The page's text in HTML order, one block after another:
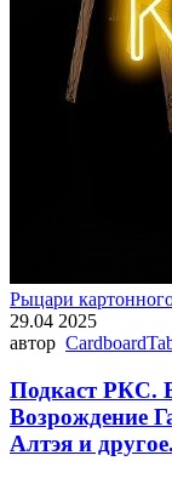
Рыцари
29.04 2025
автор
Подкаст РКС.
Возрождение
Алтэя и другое.